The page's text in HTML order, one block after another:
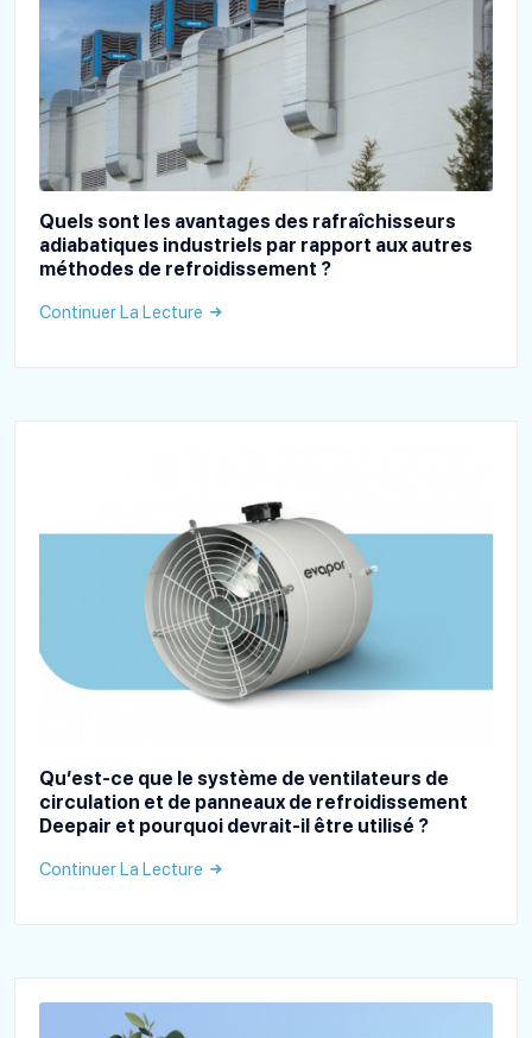
Quels sont les avantages des rafraîchisseurs
adiabatiques industriels par rapport aux autres
méthodes de refroidissement ?
Continuer La Lecture
Qu’est-ce que le système de ventilateurs de
circulation et de panneaux de refroidissement
Deepair et pourquoi devrait-il être utilisé ?
Continuer La Lecture